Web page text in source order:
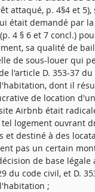
attaqué, p. 4§4 et
était demandé par
4 § 6 et 7 concl.)
sa qualité de
de sous-louer qui
l'article D. 353-37 du
dont il
de location
Airbnb était
logement ouvrant
et destiné à des
pas un certain
de base légale
du code civil, et D.
;